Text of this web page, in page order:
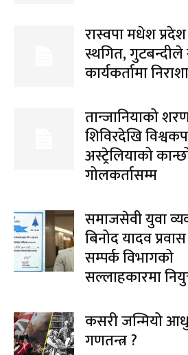
रास्वपा मधेश
स्थगित, गुटबन्दीले
कार्यकर्तामा निराशा
तान्जानियाको
शिविरदेखि
अस्ट्रेलियाको
गोलकर्तासम्म
समाजसेवी युवा
बिनोद यादव
सम्पर्क विभागको
सल्लाहकारमा
कसरी जन्मियो
गणतन्त्र ?